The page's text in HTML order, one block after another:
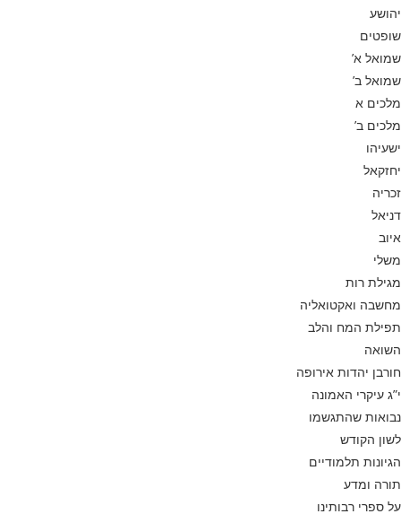
יהושע
שופטים
שמואל א’
שמואל ב’
מלכים א
מלכים ב’
ישעיהו
יחזקאל
זכריה
דניאל
איוב
משלי
מגילת רות
מחשבה ואקטואליה
תפילת המח והלב
השואה
חורבן יהדות אירופה
י”ג עיקרי האמונה
נבואות שהתגשמו
לשון הקודש
הגיונות תלמודיים
תורה ומדע
על ספרי רבותינו